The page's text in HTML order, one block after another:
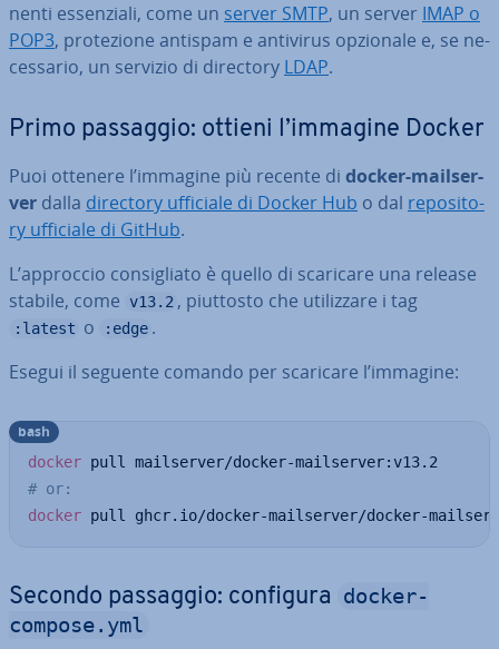
nen­ti es­sen­zia­li, come un server SMTP, un server IMAP o
POP3, pro­te­zio­ne antispam e antivirus opzionale e, se ne­
ces­sa­rio, un servizio di directory LDAP.
Primo passaggio: ottieni l’immagine Docker
Puoi ottenere l’immagine più recente di docker-mail­ser­
ver dalla directory ufficiale di Docker Hub o dal re­po­si­to­
ry ufficiale di GitHub.
L’approccio con­si­glia­to è quello di scaricare una release
stabile, come
v13.2 , piuttosto che uti­liz­za­re i tag
:latest o :edge .
Esegui il seguente comando per scaricare l’immagine:
docker
# or:
docker pull ghcr.io/docker-mailserver/docker-
bash
Secondo passaggio: configura docker-
compose.yml